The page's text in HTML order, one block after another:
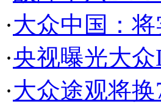
·大众中国：
·央视曝光大
·大众途观将